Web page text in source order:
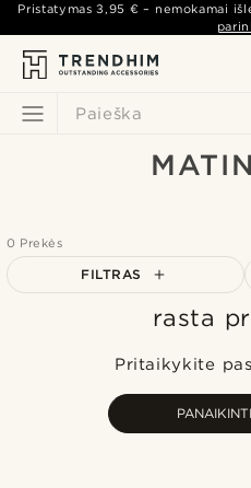
Paieška
Pristatymas3,95 € – nemokamai
0 Prekės
FILTRAS
rasta
Pritaikykite